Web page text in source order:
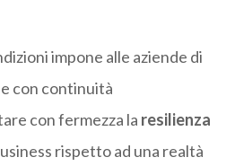
impone alle aziende di
con continuità
con fermezza la resilienza
rispetto ad una realtà